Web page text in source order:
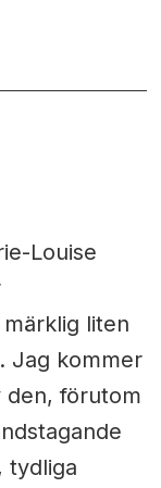
Louise
liten
Jag kommer
den, förutom
tydliga